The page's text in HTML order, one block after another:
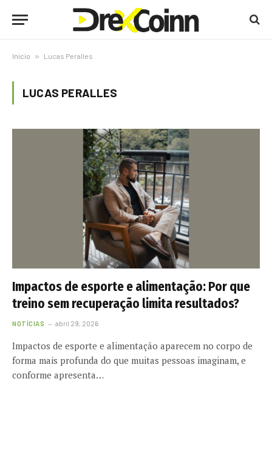
Início » Lucas Peralles
LUCAS PERALLES
Impactos de esporte e alimentação: Por que
treino sem recuperação limita resultados?
NOTÍCIAS abril 29, 2026
Impactos de esporte e alimentação aparecem no corpo de
forma mais profunda do que muitas pessoas imaginam, e
conforme apresenta…